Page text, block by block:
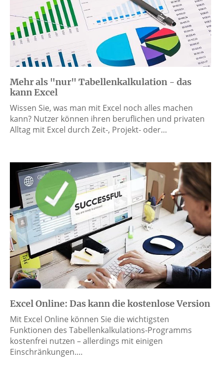
Mehr als "nur" Tabellenkalkulation - das
kann Excel
Wissen Sie, was man mit Excel noch alles machen
kann? Nutzer können ihren beruflichen und privaten
Alltag mit Excel durch Zeit-, Projekt- oder…
Excel Online: Das kann die kostenlose Version
Mit Excel Online können Sie die wichtigsten
Funktionen des Tabellenkalkulations-Programms
kostenfrei nutzen – allerdings mit einigen
Einschränkungen.…